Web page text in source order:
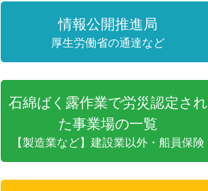
情報公開推進局
厚生労働省の通達など
石綿ばく露作業で労災認定され
た事業場の一覧
【製造業など】建設業以外・船員保険